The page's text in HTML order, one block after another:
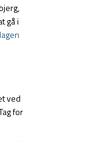
gå i
ved
for